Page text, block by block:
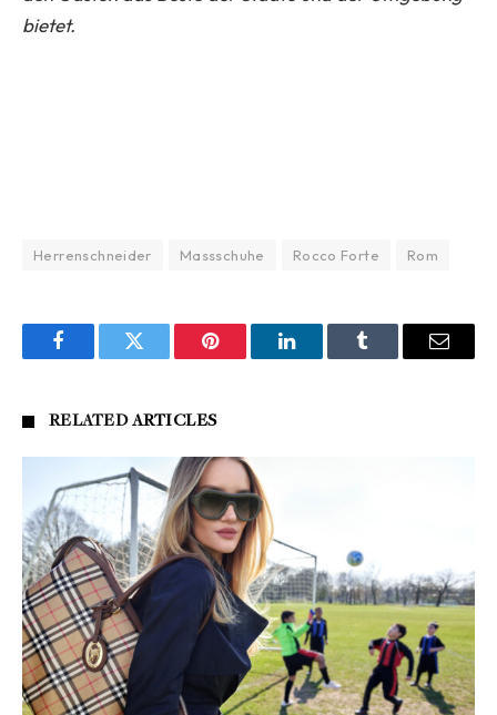
bietet.
Herrenschneider Massschuhe Rocco Forte Rom
FacebookTwitter Pinterest LinkedInTumblr Email
RELATEDARTICLES